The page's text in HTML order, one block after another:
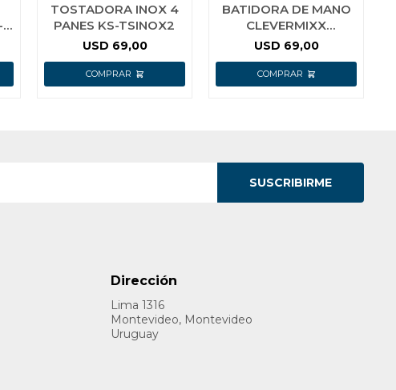
TOSTADORA INOX 4
PANES KS-TSINOX2
USD 69,00
BATIDORA DE MANO
CLEVERMIXX
MSM2610B BOSCH
USD 69,00
SUSCRIBIRME
Dirección
Lima 1316
Montevideo, Montevideo
Uruguay